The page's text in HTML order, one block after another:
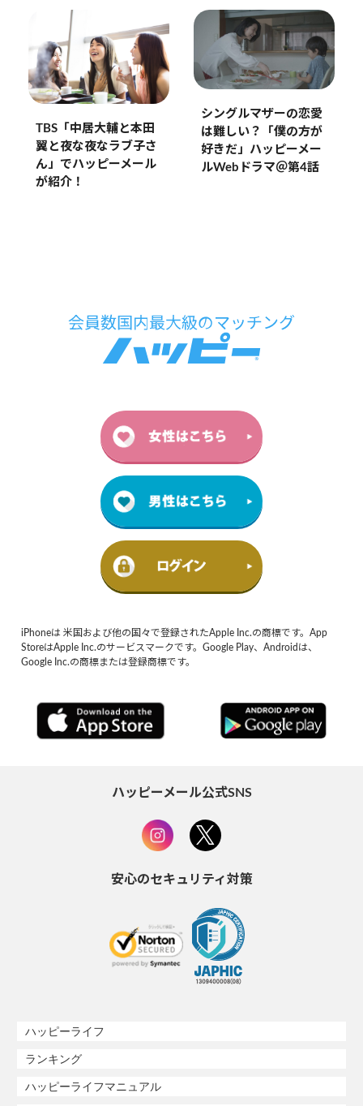
TBS「中居大輔と本田
翼と夜な夜なラブ子さ
ん」でハッピーメール
が紹介！
シングルマザーの恋愛
は難しい？「僕の方が
好きだ」ハッピーメー
ルWebドラマ＠第4話
iPhoneは 米国および他の国々で登録されたApple Inc.の商標です。App
StoreはApple Inc.のサービスマークです。Google Play、Androidは、
Google Inc.の商標または登録商標です。
ハッピーメール公式SNS
安心のセキュリティ対策
ハッピーライフ
ランキング
ハッピーライフマニュアル